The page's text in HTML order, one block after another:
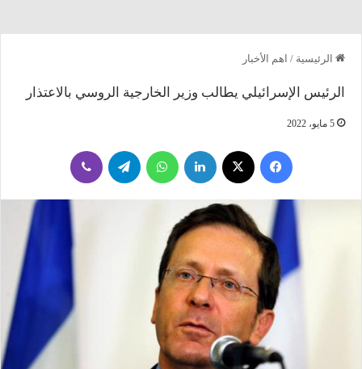
الرئيسية / اهم الأخبار
الرئيس الإسرائيلي يطالب وزير الخارجية الروسي بالاعتذار
5 مايو، 2022
فيسبوك لينكدإن واتساب تيلقرام